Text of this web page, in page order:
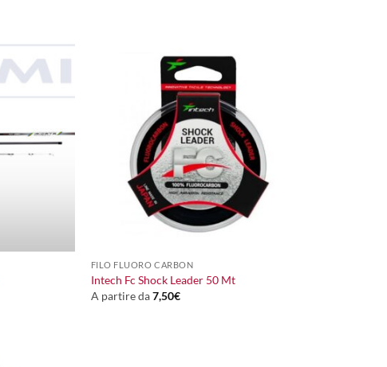
FILO FLUORO CARBON
Intech Fc Shock Leader 50 Mt
A partire da7,50€